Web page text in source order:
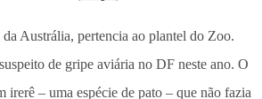
Austrália, pertencia ao plantel do Zoo.
de gripe aviária no DF neste ano. O
irerê – uma espécie de pato – que não fazia